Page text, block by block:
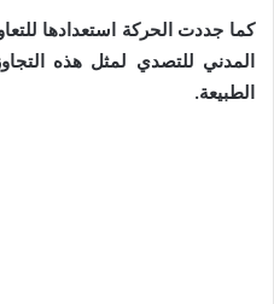
كما جددت الحركة استعدادها
المدني للتصدي لمثل هذه
الطبيعة.